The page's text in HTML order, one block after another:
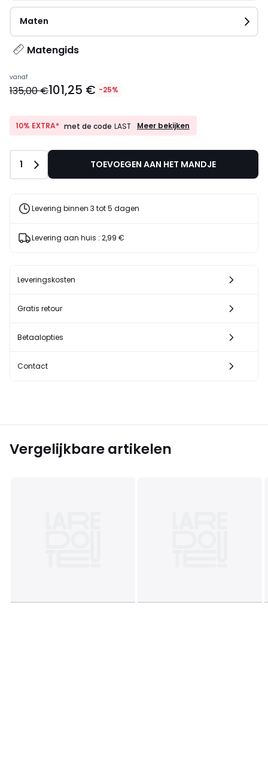
Maten
Matengids
vanaf
135,00 €101,25 € -25%
10% EXTRA* met de code LAST
10%
code
Meer bekijken
Aantal
1 TOEVOEGEN AAN HET MANDJE
Levering binnen 3 tot 5 dagen
Levering aan huis : 2,99 €
Leveringskosten
Gratis retour
Betaalopties
Contact
Vergelijkbare artikelen